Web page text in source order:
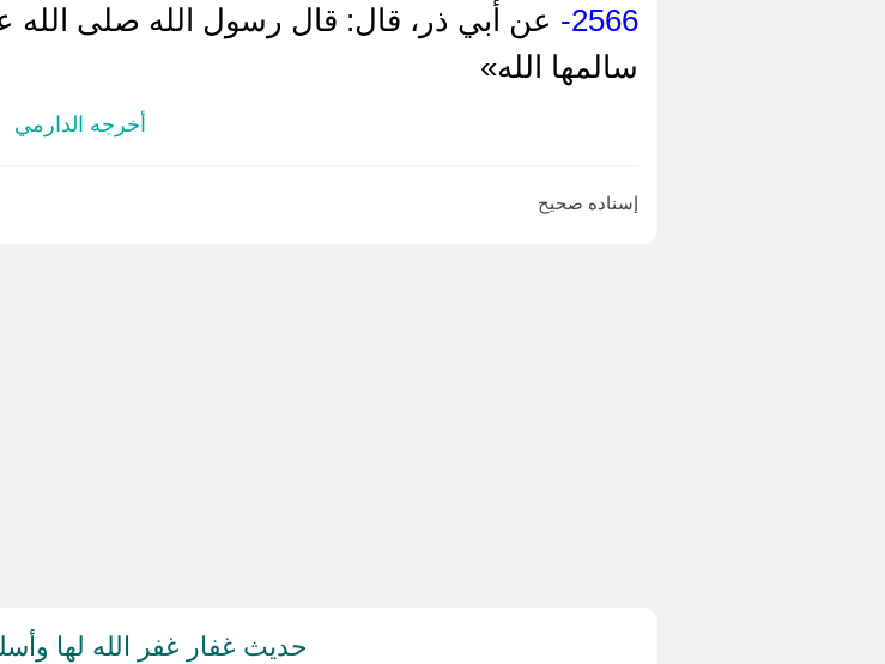
2566-
عن أبي ذر، قال: قال رسول الله صلى الله
سالمها الله»
أخرجه الدارمي
إسناده صحيح
حديث غفار غفر الله لها